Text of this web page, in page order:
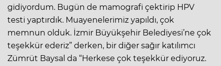
gidiyordum. Bugün de mamografi çektirip HPV
testi yaptırdık. Muayenelerimiz yapıldı, çok
memnun olduk. İzmir Büyükşehir Belediyesi’ne çok
teşekkür ederiz” derken, bir diğer sağır katılımcı
Zümrüt Baysal da “Herkese çok teşekkür ediyoruz.